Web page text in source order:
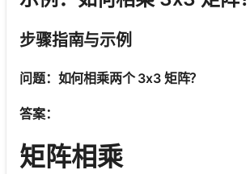
步骤指南与示例
问题：如何相乘两个 3x3 矩阵？
答案：
矩阵相乘